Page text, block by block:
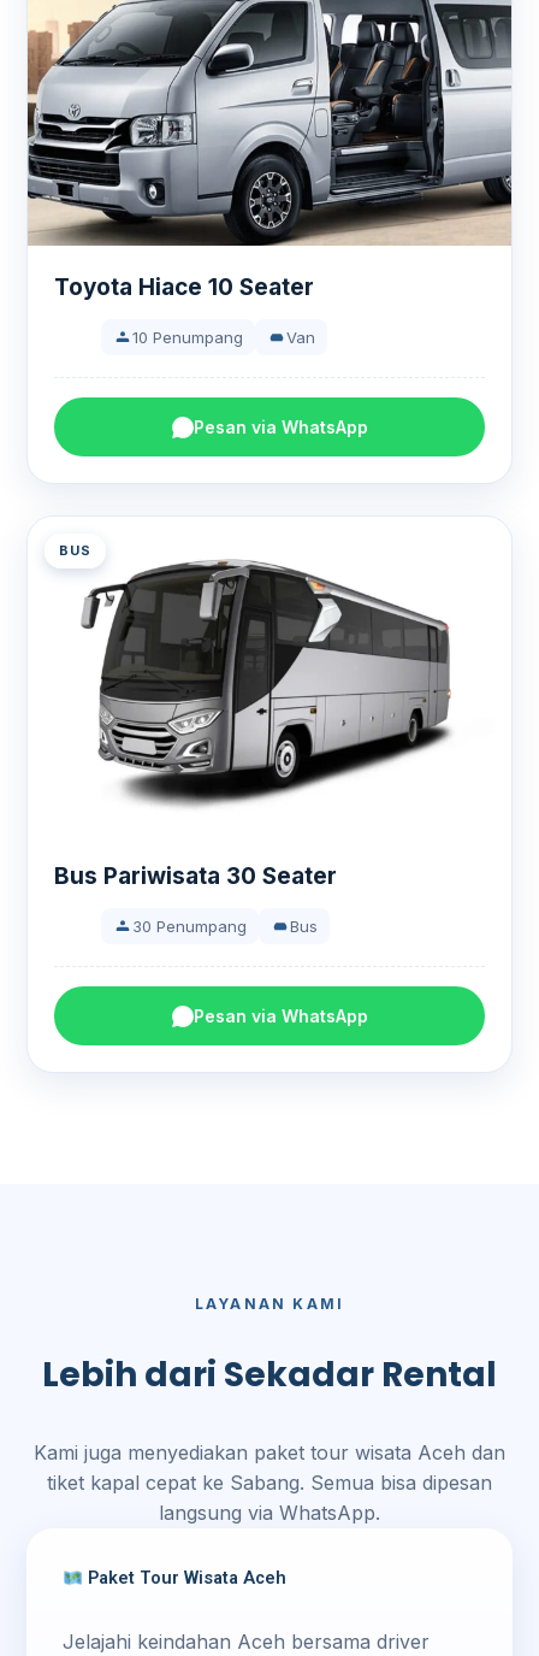
Toyota Hiace 10 Seater
10 Penumpang Van
Pesan via WhatsApp
BUS
Bus Pariwisata 30 Seater
30 Penumpang Bus
Pesan via WhatsApp
LAYANAN KAMI
Lebih dari Sekadar Rental
Kami juga menyediakan paket tour wisata Aceh dan
tiket kapal cepat ke Sabang. Semua bisa dipesan
langsung via WhatsApp.
Paket Tour Wisata Aceh
Jelajahi keindahan Aceh bersama driver